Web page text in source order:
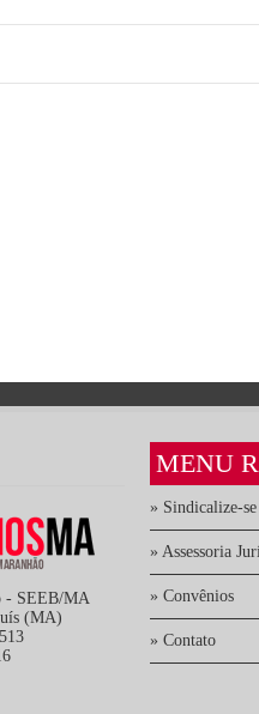
- SEEB/MA
(MA)
MENU
» Sindicalize-se
» Assessoria
» Convênios
» Contato